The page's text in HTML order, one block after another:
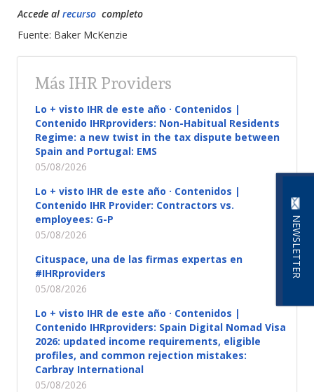
NEWSLETTER
Accede al recurso completo
Fuente: Baker McKenzie
Más IHR Providers
Lo + visto IHR de este año · Contenidos |
Contenido IHRproviders: Non-Habitual Residents
Regime: a new twist in the tax dispute between
Spain and Portugal: EMS
05/08/2026
Lo + visto IHR de este año · Contenidos |
Contenido IHR Provider: Contractors vs.
employees: G-P
05/08/2026
Cituspace, una de las firmas expertas en
#IHRproviders
05/08/2026
Lo + visto IHR de este año · Contenidos |
Contenido IHRproviders: Spain Digital Nomad Visa
2026: updated income requirements, eligible
profiles, and common rejection mistakes:
Carbray International
05/08/2026